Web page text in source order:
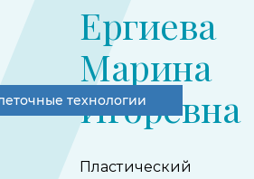
технологии
Ергиева
Марина
Игоревна
Пластический